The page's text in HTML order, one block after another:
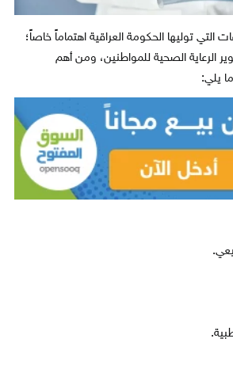
التي توليها الحكومة العراقية اهتماماً خاصاً؛
الرعاية الصحية للمواطنين، ومن أهم
يلي: